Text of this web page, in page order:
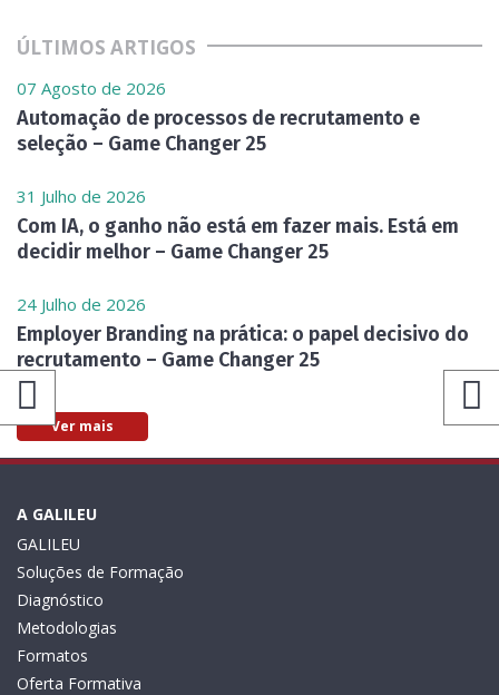
ÚLTIMOS ARTIGOS
07 Agosto de 2026
Automação de processos de recrutamento e
seleção – Game Changer 25
31 Julho de 2026
Com IA, o ganho não está em fazer mais. Está em
decidir melhor – Game Changer 25
24 Julho de 2026
Employer Branding na prática: o papel decisivo do
recrutamento – Game Changer 25
Ver mais
A GALILEU
GALILEU
Soluções de Formação
Diagnóstico
Metodologias
Formatos
Oferta Formativa